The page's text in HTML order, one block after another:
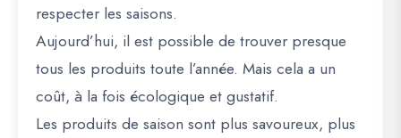
respecter les saisons.
Aujourd’hui, il est possible de trouver presque
tous les produits toute l’année. Mais cela a un
coût, à la fois écologique et gustatif.
Les produits de saison sont plus savoureux, plus